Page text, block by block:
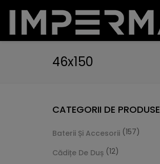
46x150
CATEGORII DE PRODUSE
Baterii Și Accesorii (157)
Cădițe De Duș (12)